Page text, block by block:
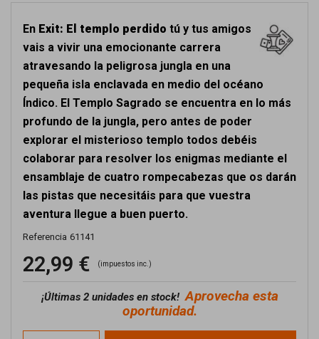
En Exit: El templo perdido tú y tus amigos
vais a vivir una emocionante carrera
atravesando la peligrosa jungla en una
pequeña isla enclavada en medio del océano
Índico. El Templo Sagrado se encuentra en lo más
profundo de la jungla, pero antes de poder
explorar el misterioso templo todos debéis
colaborar para resolver los enigmas mediante el
ensamblaje de cuatro rompecabezas que os darán
las pistas que necesitáis para que vuestra
aventura llegue a buen puerto.
Referencia 61141
22,99 € (impuestos inc.)
¡Últimas 2 unidades en stock!Aprovecha esta
oportunidad.